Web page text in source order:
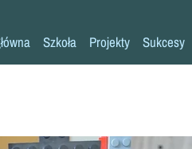
Szkoła
Historia szkoły
Projekty Sukcesy